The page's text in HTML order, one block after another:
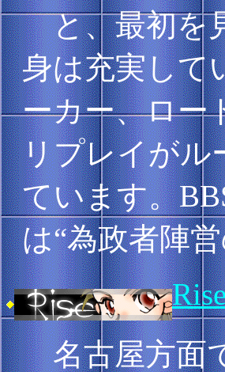
と、最初を
身は充実して
ーカー、ロー
リプレイがル
ています。
は“為政者陣
名古屋方面